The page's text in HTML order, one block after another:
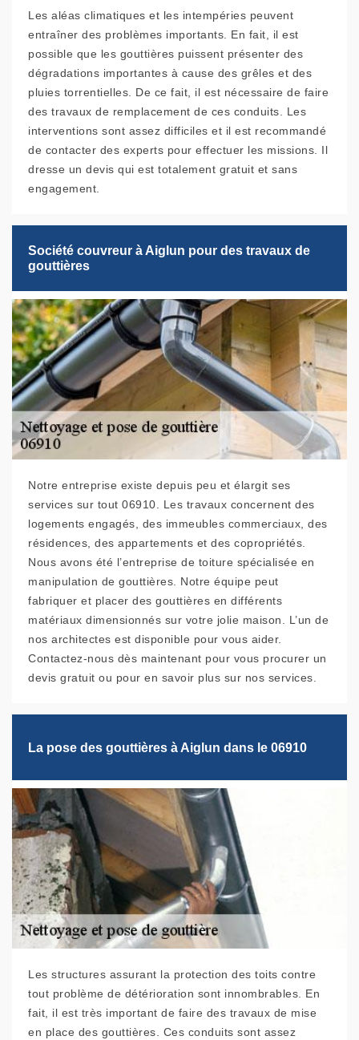
Les aléas climatiques et les intempéries peuvent
entraîner des problèmes importants. En fait, il est
possible que les gouttières puissent présenter des
dégradations importantes à cause des grêles et des
pluies torrentielles. De ce fait, il est nécessaire de faire
des travaux de remplacement de ces conduits. Les
interventions sont assez difficiles et il est recommandé
de contacter des experts pour effectuer les missions. Il
dresse un devis qui est totalement gratuit et sans
engagement.
Société couvreur à Aiglun pour des travaux de
gouttières
Notre entreprise existe depuis peu et élargit ses
services sur tout 06910. Les travaux concernent des
logements engagés, des immeubles commerciaux, des
résidences, des appartements et des copropriétés.
Nous avons été l’entreprise de toiture spécialisée en
manipulation de gouttières. Notre équipe peut
fabriquer et placer des gouttières en différents
matériaux dimensionnés sur votre jolie maison. L’un de
nos architectes est disponible pour vous aider.
Contactez-nous dès maintenant pour vous procurer un
devis gratuit ou pour en savoir plus sur nos services.
La pose des gouttières à Aiglun dans le 06910
Les structures assurant la protection des toits contre
tout problème de détérioration sont innombrables. En
fait, il est très important de faire des travaux de mise
en place des gouttières. Ces conduits sont assez